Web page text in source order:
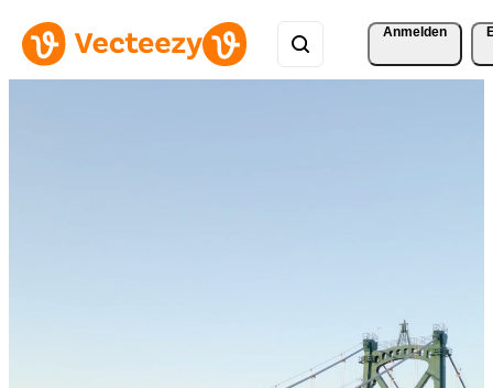
Anmelden